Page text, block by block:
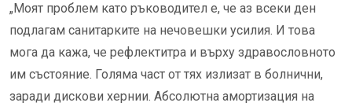
„Моят проблем като ръководител е, че аз всеки ден
подлагам санитарките на нечовешки усилия. И това
мога да кажа, че рефлектитра и върху здравословното
им състояние. Голяма част от тях излизат в болнични,
заради дискови хернии. Абсолютна амортизация на